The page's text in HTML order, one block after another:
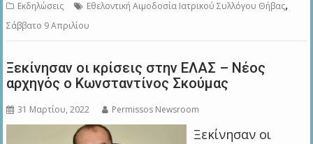
Εκδηλώσεις Εθελοντική Αιμοδοσία Ιατρικού Συλλόγου Θήβας,
Σάββατο 9 Απριλίου
Ξεκίνησαν οι κρίσεις στην ΕΛΑΣ – Νέος
αρχηγός ο Κωνσταντίνος Σκούμας
31 Μαρτίου, 2022 Permissos Newsroom
Ξεκίνησαν οι